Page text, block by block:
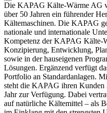
Die KAPAG Kälte-Wärme AG
über 50 Jahren ein führender
Kältemaschinen. Die KAPAG
nationale und internationale
Kompetenz der KAPAG Kälte-
Konzipierung, Entwicklung,
sowie in der hauseigenen
Lösungen. Ergänzend verfügt
Portfolio an Standardanlagen.
steht die KAPAG ihren Kunden
Jahr zur Verfügung. Dabei
auf natürliche Kältemittel – als